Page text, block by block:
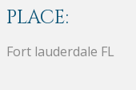
PLACE:
Fort lauderdale FL